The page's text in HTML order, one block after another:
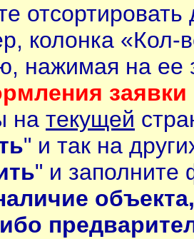
колонка «Кол-
нажимая на ее
заявки
на текущей
" и так на
" и заполните